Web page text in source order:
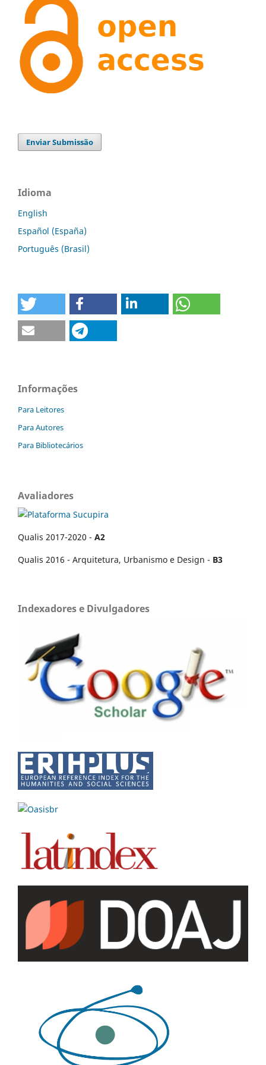
Enviar Submissão
Idioma
English
Español (España)
Português (Brasil)
Informações
Para Leitores
Para Autores
Para Bibliotecários
Avaliadores
Qualis 2017-2020 - A2
Qualis 2016 - Arquitetura, Urbanismo e Design - B3
Indexadores e Divulgadores